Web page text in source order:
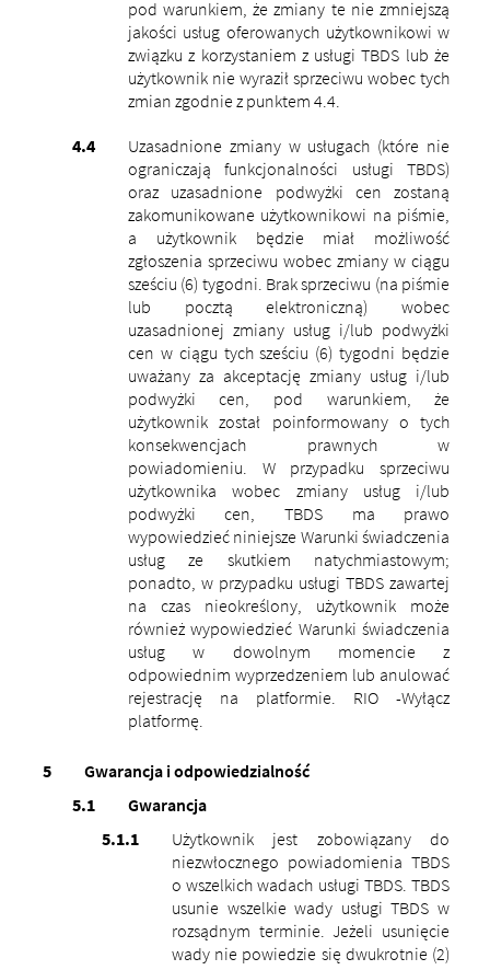
pod warunkiem, że zmiany te nie zmniejszą
jakości usług oferowanych użytkownikowi w
związku z korzystaniem z usługi TBDS lub że
użytkownik nie wyraził sprzeciwu wobec tych
zmian zgodnie z punktem 4.4.
Uzasadnione zmiany w usługach (które nie
ograniczają funkcjonalności usługi TBDS)
oraz uzasadnione podwyżki cen zostaną
zakomunikowane użytkownikowi na piśmie,
a użytkownik będzie miał możliwość
zgłoszenia sprzeciwu wobec zmiany w ciągu
sześciu (6) tygodni. Brak sprzeciwu (na piśmie
lub pocztą elektroniczną) wobec
uzasadnionej zmiany usług i/lub podwyżki
cen w ciągu tych sześciu (6) tygodni będzie
uważany za akceptację zmiany usług i/lub
podwyżki cen, pod warunkiem, że
użytkownik został poinformowany o tych
konsekwencjach prawnych w
powiadomieniu. W przypadku sprzeciwu
użytkownika wobec zmiany usług i/lub
podwyżki cen, TBDS ma prawo
wypowiedzieć niniejsze Warunki świadczenia
usług ze skutkiem natychmiastowym;
ponadto, w przypadku usługi TBDS zawartej
na czas nieokreślony, użytkownik może
również wypowiedzieć Warunki świadczenia
usług w dowolnym momencie z
odpowiednim wyprzedzeniem lub anulować
rejestrację na platformie. RIO -Wyłącz
platformę.
Gwarancja i odpowiedzialność
Gwarancja
Użytkownik jest zobowiązany do
niezwłocznego powiadomienia TBDS
o wszelkich wadach usługi TBDS. TBDS
usunie wszelkie wady usługi TBDS w
rozsądnym terminie. Jeżeli usunięcie
wady nie powiedzie się dwukrotnie (2)